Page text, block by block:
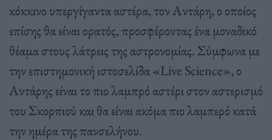
κόκκινο υπεργίγαντα αστέρα, τον Αντάρη, ο οποίος
επίσης θα είναι ορατός, προσφέροντας ένα μοναδικό
θέαμα στους λάτρεις της αστρονομίας. Σύμφωνα με
την επιστημονική ιστοσελίδα «Live Science», ο
Αντάρης είναι το πιο λαμπρό αστέρι στον αστερισμό
του Σκορπιού και θα είναι ακόμα πιο λαμπερό κατά
την ημέρα της πανσελήνου.